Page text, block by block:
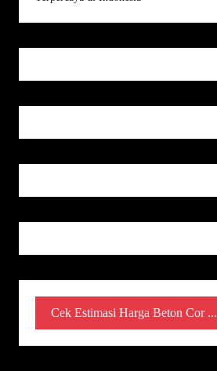
Cek Estimasi Harga Beton Cor ...